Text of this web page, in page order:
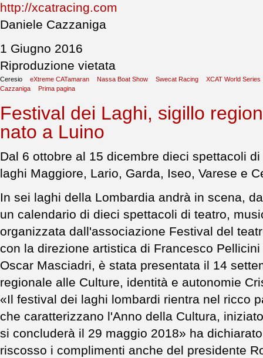
http://xcatracing.com
Daniele Cazzaniga
1 Giugno 2016
Riproduzione vietata
Ceresio eXtreme CATamaran Nassa Boat Show Swecat Racing
XCAT World Series
Cazzaniga
Prima pagina
Festival dei Laghi, sigillo
nato a Luino
Dal 6 ottobre al 15 dicembre dieci spettacoli
laghi Maggiore, Lario, Garda, Iseo, Varese e
In sei laghi della Lombardia andrà in scena,
un calendario di dieci spettacoli di teatro,
organizzata dall'associazione Festival del
con la direzione artistica di Francesco
Oscar Masciadri, è stata presentata il 14
regionale alle Culture, identità e autonomie
«Il festival dei laghi lombardi rientra nel ricco
che caratterizzano l'Anno della Cultura,
si concluderà il 29 maggio 2018» ha
riscosso i complimenti anche del presidente